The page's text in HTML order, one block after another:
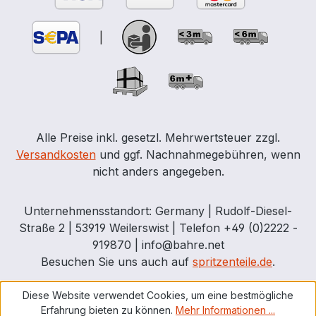
Stahl-Auffangwannen) Zubehör
Alle Preise inkl. gesetzl. Mehrwertsteuer zzgl.
Versandkostenund ggf. Nachnahmegebühren, wenn
nicht anders angegeben.
Unternehmensstandort: Germany | Rudolf-Diesel-
Straße 2 | 53919 Weilerswist | Telefon +49 (0)2222 -
919870 | info@bahre.net
Besuchen Sie uns auch auf spritzenteile.de.
Diese Website verwendet Cookies, um eine bestmögliche
Erfahrung bieten zu können. Mehr Informationen ...